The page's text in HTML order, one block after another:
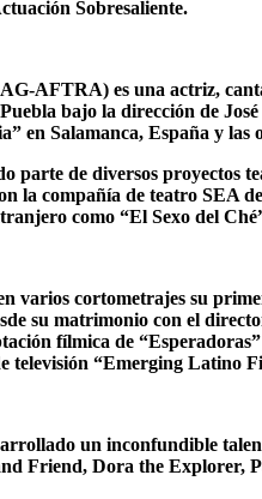
Sobresaliente.
AFTRA) es una actriz,
bajo la dirección de
en Salamanca, España y
parte de diversos proyectos
la compañía de teatro SEA
como “El Sexo del
varios cortometrajes su
su matrimonio con el
fílmica de
televisión “Emerging Latino
un inconfundible
Friend, Dora the Explorer,